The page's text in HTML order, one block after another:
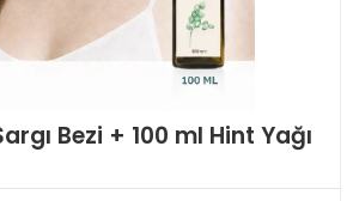
Bezi + 100 ml Hint Yağı